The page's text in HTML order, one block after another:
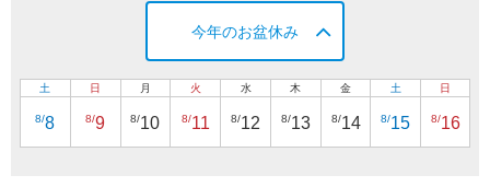
今年のお盆休み
土
8/8
日
8/9
月
8/10
火
8/11
水
8/12
木
8/13
金
8/14
土
8/15
日
8/16